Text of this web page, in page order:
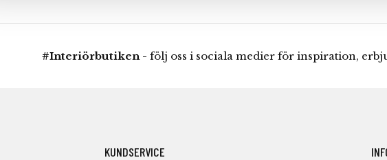
#Interiörbutiken- följ oss i sociala medier för inspiration,
KUNDSERVICE